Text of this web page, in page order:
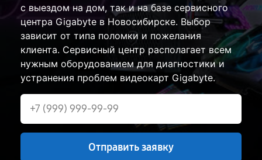
с выездом на дом, так и на базе сервисного
центра Gigabyte в Новосибирске. Выбор
зависит от типа поломки и пожелания
клиента. Сервисный центр располагает всем
нужным оборудованием для диагностики и
устранения проблем видеокарт Gigabyte.
Отправить заявку